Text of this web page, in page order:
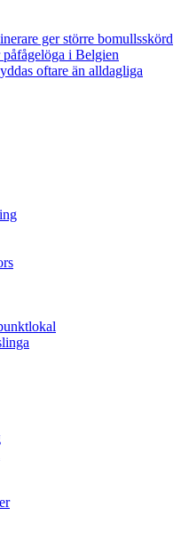
ger större bomullsskörd
i Belgien
oftare än alldagliga